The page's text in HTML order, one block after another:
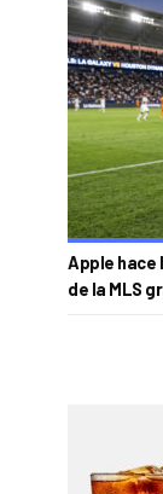
Apple hace
de la MLS